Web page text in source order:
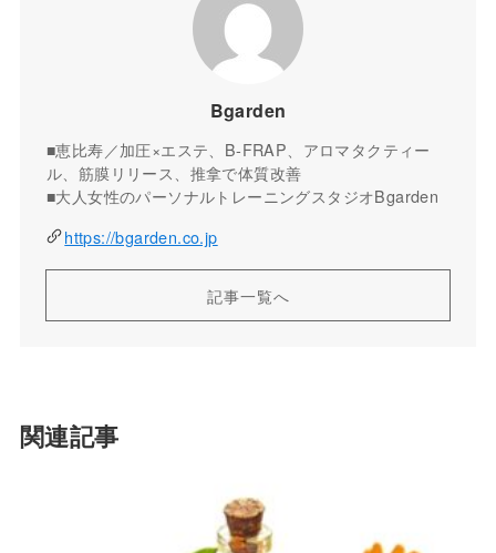
Bgarden
■恵比寿／加圧×エステ、B-FRAP、アロマタクティー
ル、筋膜リリース、推拿で体質改善
■大人女性のパーソナルトレーニングスタジオBgarden
https://bgarden.co.jp
記事一覧へ
関連記事